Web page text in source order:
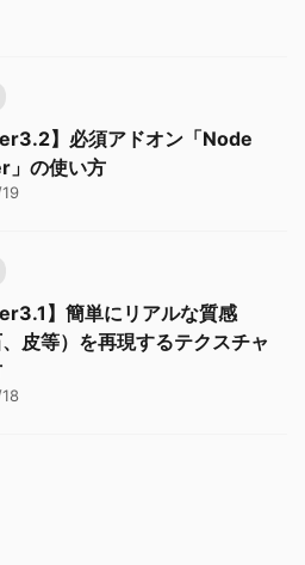
】必須アドオン「Node
の使い方
】簡単にリアルな質感
、皮等）を再現するテクスチャ